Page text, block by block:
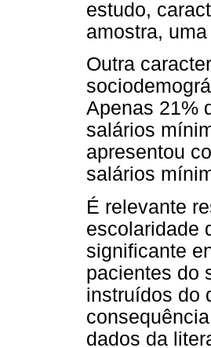
estudo,
amostra,
Outra
Apenas 21%
salários
apresentou
salários
É relevante
escolaridade
significante
pacientes do
instruídos do
dados da